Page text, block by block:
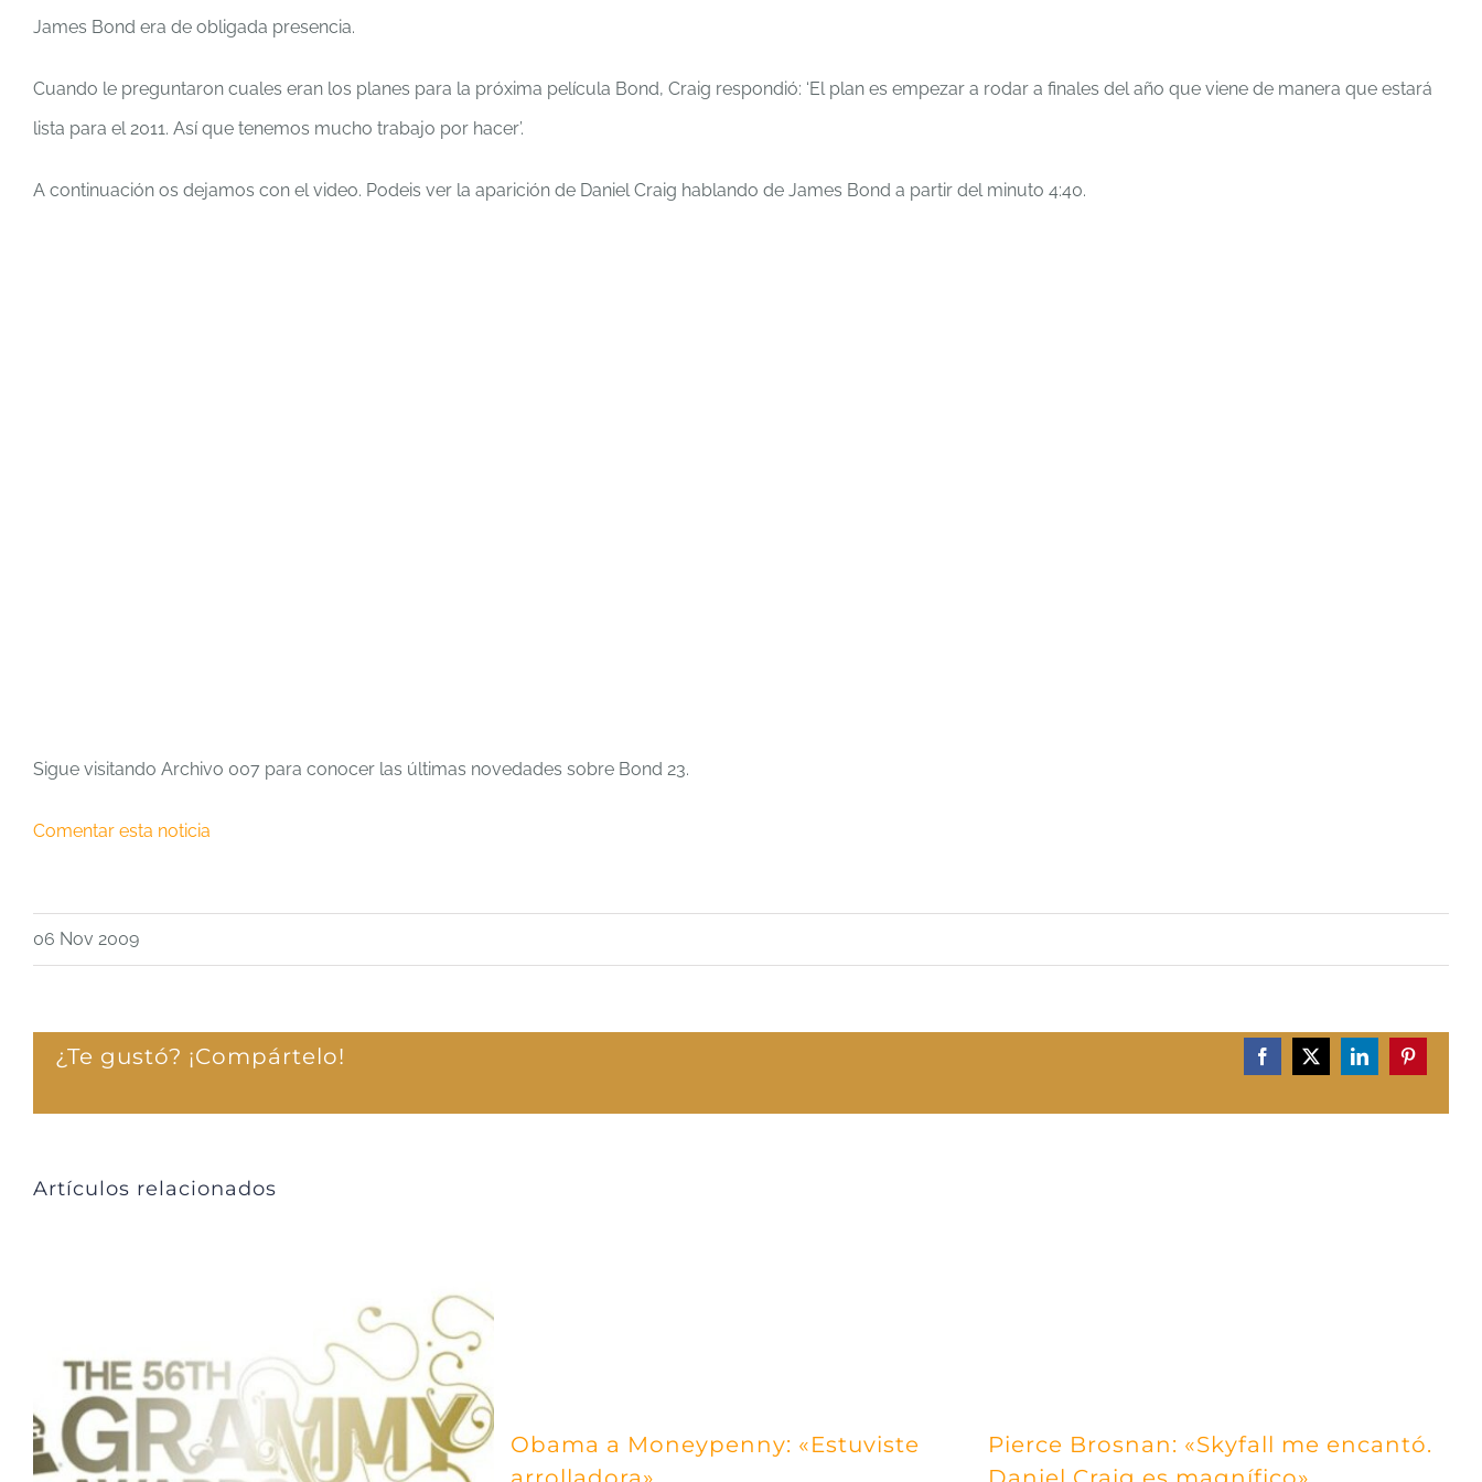
James Bond era de obligada presencia.
Cuando le preguntaron cuales eran los planes para la próxima película Bond, Craig respondió: ‘El plan es empezar a rodar a finales del año que viene de manera que estará
lista para el 2011. Así que tenemos mucho trabajo por hacer’.
A continuación os dejamos con el video. Podeis ver la aparición de Daniel Craig hablando de James Bond a partir del minuto 4:40.
Sigue visitando Archivo 007 para conocer las últimas novedades sobre Bond 23.
Comentar esta noticia
06 Nov 2009
¿Te gustó? ¡Compártelo! Facebook
X LinkedInPinterest
Artículos relacionados
Obama a Moneypenny: «Estuviste
Pierce Brosnan: «Skyfall me encantó.